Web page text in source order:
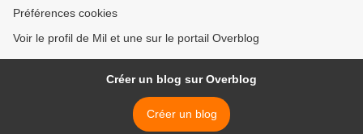
Préférences cookies
Voir le profil de Mil et une sur le portail Overblog
Créer un blog sur Overblog
Créer un blog